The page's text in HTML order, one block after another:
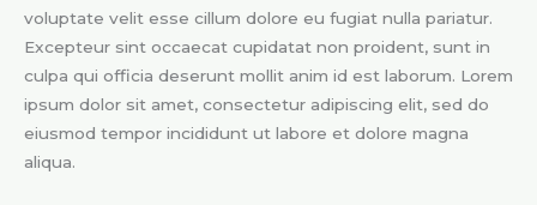
voluptate velit esse cillum dolore eu fugiat nulla pariatur.
Excepteur sint occaecat cupidatat non proident, sunt in
culpa qui officia deserunt mollit anim id est laborum. Lorem
ipsum dolor sit amet, consectetur adipiscing elit, sed do
eiusmod tempor incididunt ut labore et dolore magna
aliqua.